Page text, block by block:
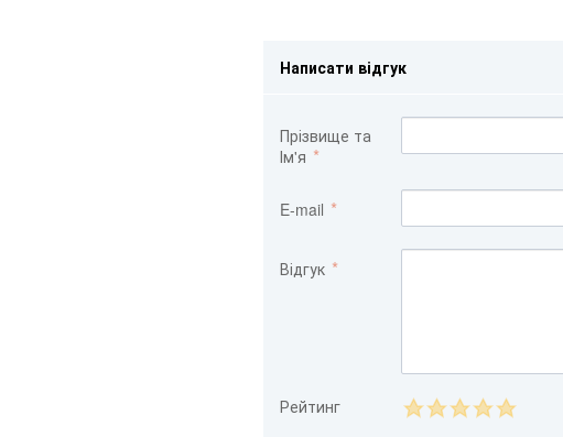
Написати відгук
Прізвище та
Ім'я
E-mail
Відгук
Рейтинг